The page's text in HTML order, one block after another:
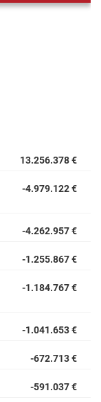
13.256.378 €
-4.979.122 €
-4.262.957 €
-1.255.867 €
-1.184.767 €
-1.041.653 €
-672.713 €
-591.037 €